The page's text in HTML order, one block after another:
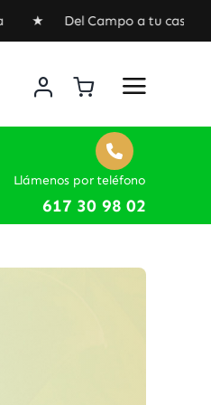
a tu casa, envíos
Llámenos por teléfono
617 30 98 02